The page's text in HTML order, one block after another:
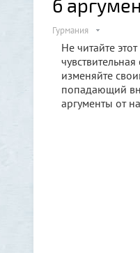
6
Гурмания
Не читайте
изменяйте
попадающий
аргументы от